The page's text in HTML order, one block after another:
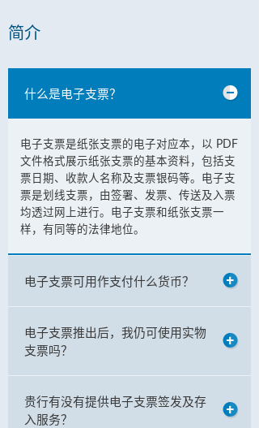
简介
什么是电子支票？
电子支票是纸张支票的电子对应本，以 PDF
文件格式展示纸张支票的基本资料，包括支
票日期、收款人名称及支票银码等。电子支
票是划线支票，由签署、发票、传送及入票
均透过网上进行。电子支票和纸张支票一
样，有同等的法律地位。
电子支票可用作支付什么货币？
电子支票推出后，我仍可使用实物
支票吗？
贵行有没有提供电子支票签发及存
入服务？